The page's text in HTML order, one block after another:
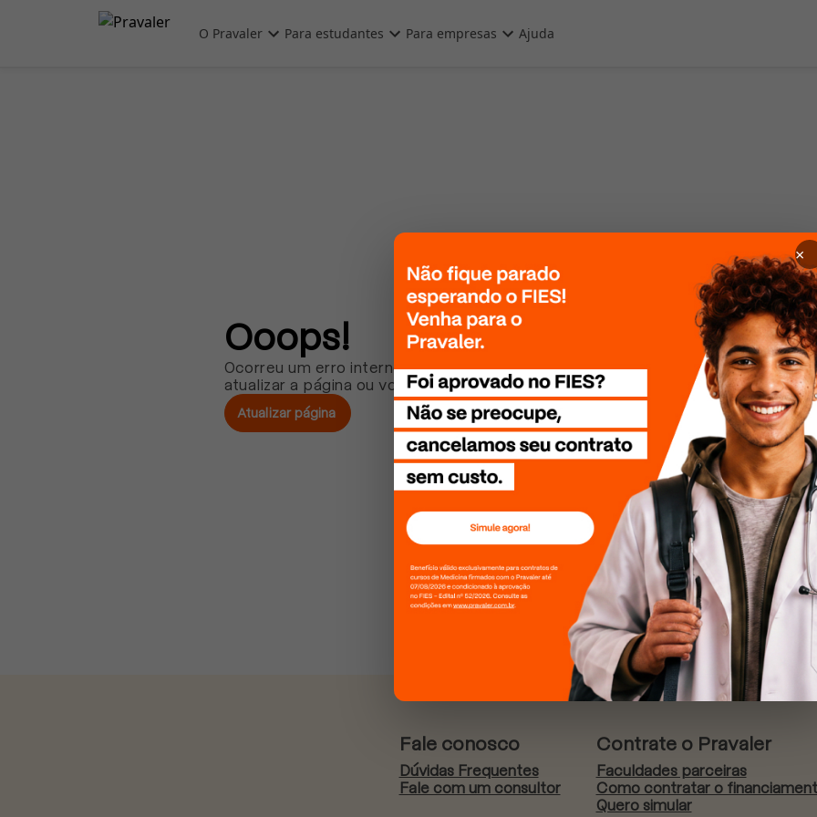
Pular para o conteúdo principal
O Pravaler Para estudantes Para empresas Ajuda
Ooops!
Ocorreu um erro interno. Por favor, tente
atualizar a página ou volte mais tarde!
Atualizar página
Fale conosco
Dúvidas Frequentes
Fale com um consultor
Contrate o Pravaler
Faculdades parceiras
Como contratar o
Quero simular
×